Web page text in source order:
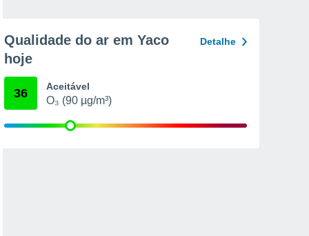
Qualidade do ar em Yaco
hoje
Detalhe
36 Aceitável
O₃ (90 µg/m³)